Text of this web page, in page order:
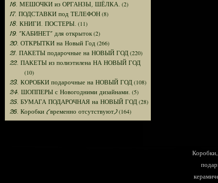
16. МЕШОЧКИ из ОРГАНЗЫ, ШЁЛКА. (2)
17. ПОДСТАВКИ под ТЕЛЕФОН(8)
18. КНИГИ. ПОСТЕРЫ. (11)
19. "КАБИНЕТ" для открыток(2)
20. ОТКРЫТКИ на Новый Год (266)
21. ПАКЕТЫ подарочные на НОВЫЙ ГОД(220)
22. ПАКЕТЫ из полиэтилена НА НОВЫЙ ГОД
(10)
23. КОРОБКИ подарочные на НОВЫЙ ГОД(108)
24. ШОППЕРЫ с Новогодними дизайнами. (5)
25. БУМАГА ПОДАРОЧНАЯ на НОВЫЙ ГОД(28)
26. Коробки (временно отсутствуют)(164)